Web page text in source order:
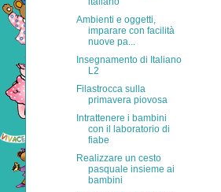
Ambienti e oggetti,
imparare con facilità
nuove pa...
Insegnamento di Italiano
L2
Filastrocca sulla
primavera piovosa
Intrattenere i bambini
con il laboratorio di
fiabe
Realizzare un cesto
pasquale insieme ai
bambini